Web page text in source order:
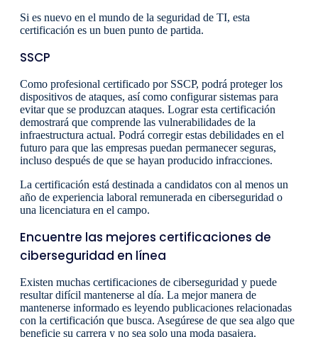
Si es nuevo en el mundo de la seguridad de TI, esta
certificación es un buen punto de partida.
SSCP
Como profesional certificado por SSCP, podrá proteger los
dispositivos de ataques, así como configurar sistemas para
evitar que se produzcan ataques. Lograr esta certificación
demostrará que comprende las vulnerabilidades de la
infraestructura actual. Podrá corregir estas debilidades en el
futuro para que las empresas puedan permanecer seguras,
incluso después de que se hayan producido infracciones.
La certificación está destinada a candidatos con al menos un
año de experiencia laboral remunerada en ciberseguridad o
una licenciatura en el campo.
Encuentre las mejores certificaciones de
ciberseguridad en línea
Existen muchas certificaciones de ciberseguridad y puede
resultar difícil mantenerse al día. La mejor manera de
mantenerse informado es leyendo publicaciones relacionadas
con la certificación que busca. Asegúrese de que sea algo que
beneficie su carrera y no sea solo una moda pasajera.